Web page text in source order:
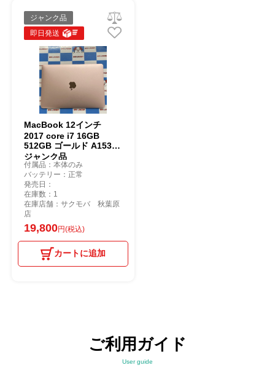
ジャンク品
即日発送
MacBook 12インチ
2017 core i7 16GB
512GB ゴールド A1534
ジャンク品
付属品：本体のみ
バッテリー：正常
発売日：
在庫数：1
在庫店舗：サクモバ 秋葉原
店
19,800円(税込)
カートに追加
ご利用ガイド
User guide